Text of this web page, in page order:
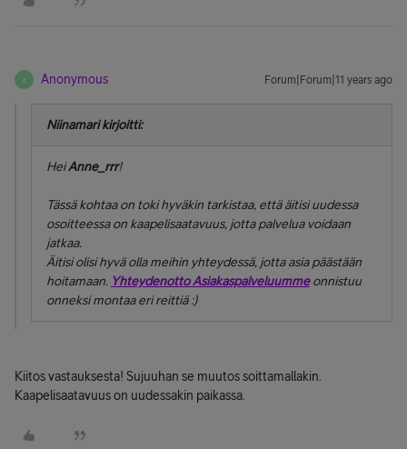
A Anonymous Forum|Forum|11 years ago
Niinamari kirjoitti:
HeiAnne_rrr!
Tässä kohtaa on toki hyväkin tarkistaa, että äitisi uudessa
osoitteessa on kaapelisaatavuus, jotta palvelua voidaan
jatkaa.
Äitisi olisi hyvä olla meihin yhteydessä, jotta asia päästään
hoitamaan. Yhteydenotto Asiakaspalveluummeonnistuu
onneksi montaa eri reittiä :)
Kiitos vastauksesta! Sujuuhan se muutos soittamallakin.
Kaapelisaatavuus on uudessakin paikassa.